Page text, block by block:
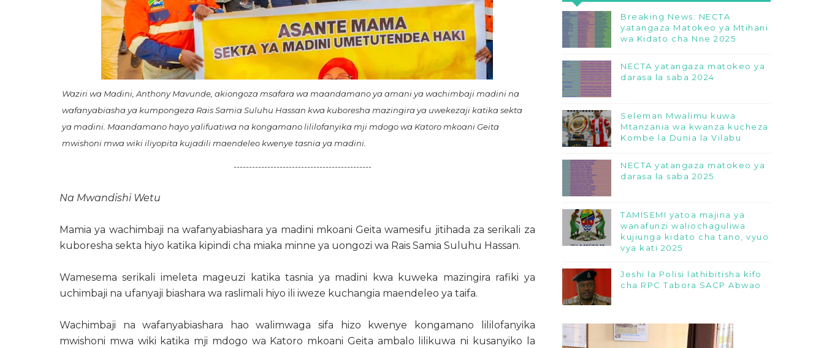
Waziri wa Madini, Anthony Mavunde, akiongoza msafara wa maandamano ya amani ya wachimbaji madini na
wafanyabiasha ya kumpongeza Rais Samia Suluhu Hassan kwa kuboresha mazingira ya uwekezaji katika sekta
ya madini. Maandamano hayo yalifuatiwa na kongamano lililofanyika mji mdogo wa Katoro mkoani Geita
mwishoni mwa wiki iliyopita kujadili maendeleo kwenye tasnia ya madini.
---------------------------------------------
Na Mwandishi Wetu
Mamia ya wachimbaji na wafanyabiashara ya madini mkoani Geita wamesifu jitihada za serikali za
kuboresha sekta hiyo katika kipindi cha miaka minne ya uongozi wa Rais Samia Suluhu Hassan.
Wamesema serikali imeleta mageuzi katika tasnia ya madini kwa kuweka mazingira rafiki ya
uchimbaji na ufanyaji biashara wa raslimali hiyo ili iweze kuchangia maendeleo ya taifa.
Wachimbaji na wafanyabiashara hao walimwaga sifa hizo kwenye kongamano lililofanyika
mwishoni mwa wiki katika mji mdogo wa Katoro mkoani Geita ambalo lilikuwa ni kusanyiko la
Breaking News: NECTA
yatangaza Matokeo ya Mtihani
wa Kidato cha Nne 2025
NECTA yatangaza matokeo ya
darasa la saba 2024
Seleman Mwalimu kuwa
Mtanzania wa kwanza kucheza
Kombe la Dunia la Vilabu
NECTA yatangaza matokeo ya
darasa la saba 2025
TAMISEMI yatoa majina ya
wanafunzi waliochaguliwa
kujiunga kidato cha tano, vyuo
vya kati 2025
Jeshi la Polisi lathibitisha kifo
cha RPC Tabora SACP Abwao